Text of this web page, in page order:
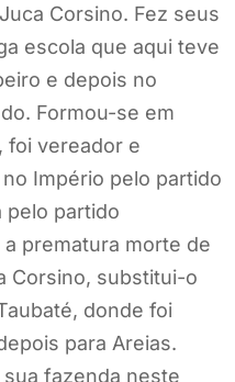
Corsino. Fez seus
escola que aqui teve
e depois no
Formou-se em
foi vereador e
Império pelo partido
pelo partido
prematura morte de
Corsino, substitui-o
donde foi
para Areias.
fazenda neste